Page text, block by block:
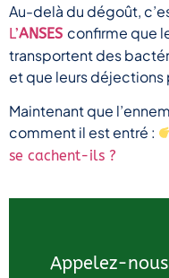
Au-delà du dégoût,
L’ANSES confirme que
transportent des
et que leurs déjections
Maintenant que
comment il est entré :
se cachent-ils ?
Appelez-